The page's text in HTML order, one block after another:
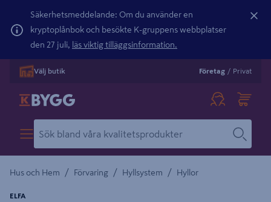
Säkerhetsmeddelande: Om du använder en
kryptoplånbok och besökte K-gruppens webbplatser
den 27 juli, läs viktig tilläggsinformation.
Välj butik Företag / Privat
Hus och Hem / Förvaring / Hyllsystem / Hyllor
ELFA